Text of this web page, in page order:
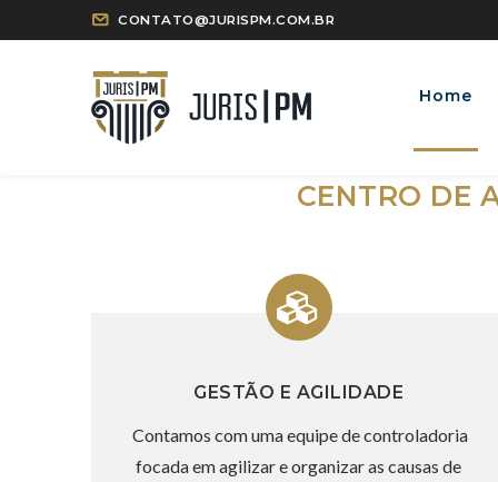
CONTATO@JURISPM.COM.BR
Home
CENTRO DE
GESTÃO E AGILIDADE
Contamos com uma equipe de controladoria
focada em agilizar e organizar as causas de